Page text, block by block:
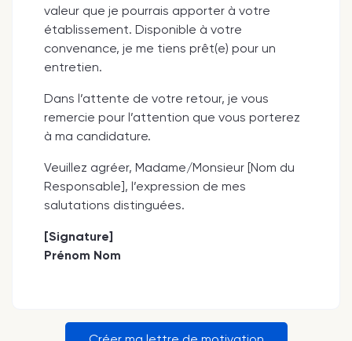
valeur que je pourrais apporter à votre
établissement. Disponible à votre
convenance, je me tiens prêt(e) pour un
entretien.
Dans l’attente de votre retour, je vous
remercie pour l’attention que vous porterez
à ma candidature.
Veuillez agréer, Madame/Monsieur [Nom du
Responsable], l’expression de mes
salutations distinguées.
[Signature]
Prénom Nom